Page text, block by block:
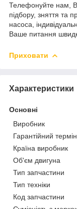
Телефонуйте нам,
підбору, зняття та
насоса,
Ваше питання
Приховати
Характеристики
Основні
Виробник
Гарантійний термін
Країна виробник
Об'єм двигуна
Тип запчастини
Тип техніки
Код запчастини